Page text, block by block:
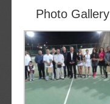
Photo Gallery